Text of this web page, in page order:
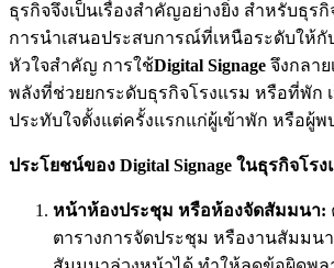
ธุรกิจจึงเป็นเรื่องสำคัญอย่างยิ่ง สำหรับธุร
การนำเสนอประสบการณ์ที่เหนือระดับให้กั
หัวใจสำคัญ การใช้Digital Signage จึงกลา
พลังที่ช่วยยกระดับธุรกิจโรงแรม หรือที่พัก
ประทับใจตั้งแต่ครั้งแรกแก่ผู้เข้าพัก หรือผู้พ
ประโยชน์ของ Digital Signage ในธุรกิจโร
หน้าห้องประชุม หรือห้องจัดสัมมนา:
ตารางการจัดประชุม หรืองานสัมมน